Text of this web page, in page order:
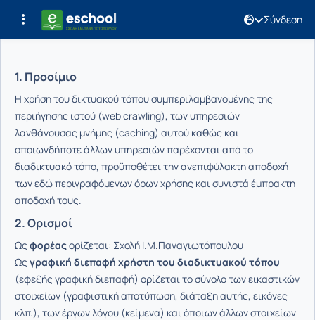
Σύνδεση
Όροι Χρήσης
1. Προοίμιο
Η χρήση του δικτυακού τόπου συμπεριλαμβανομένης της
περιήγησης ιστού (web crawling), των υπηρεσιών
λανθάνουσας μνήμης (caching) αυτού καθώς και
οποιωνδήποτε άλλων υπηρεσιών παρέχονται από το
διαδικτυακό τόπο, προϋποθέτει την ανεπιφύλακτη αποδοχή
των εδώ περιγραφόμενων όρων χρήσης και συνιστά έμπρακτη
αποδοχή τους.
2. Ορισμοί
Ως φορέαςορίζεται: Σχολή Ι.Μ.Παναγιωτόπουλου
Ως γραφική διεπαφή χρήστη του διαδικτυακού τόπου
(εφεξής γραφική διεπαφή) ορίζεται το σύνολο των εικαστικών
στοιχείων (γραφιστική αποτύπωση, διάταξη αυτής, εικόνες
κλπ.), των έργων λόγου (κείμενα) και όποιων άλλων στοιχείων